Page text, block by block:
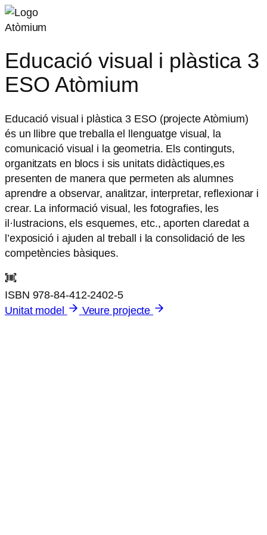
Atòmium
Educació visual i plàstica 3
ESO Atòmium
Educació visual i plàstica 3 ESO (projecte Atòmium)
és un llibre que treballa el llenguatge visual, la
comunicació visual i la geometria. Els continguts,
organitzats en blocs i sis unitats didàctiques,es
presenten de manera que permeten als alumnes
aprendre a observar, analitzar, interpretar, reflexionar i
crear. La informació visual, les fotografies, les
il·lustracions, els esquemes, etc., aporten claredat a
l’exposició i ajuden al treball i la consolidació de les
competències bàsiques.
ISBN 978-84-412-2402-5
Unitat model
Veure projecte